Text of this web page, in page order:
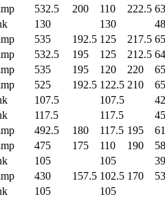
532.5 200 110 222.5
130 130
535 192.5 125 217.5
532.5 195 125 212.5
535 195 120 220
525 192.5 122.5 210
107.5 107.5
117.5 117.5
492.5 180 117.5 195
475 175 110 190
105 105
430 157.5 102.5 170
105
105